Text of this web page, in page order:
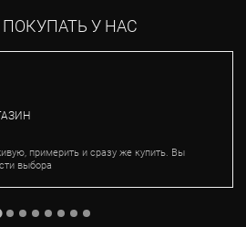
У НАС
примерить и сразу же купить. Вы
выбора